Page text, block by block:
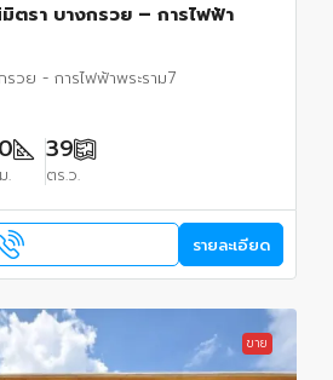
ตรา บางกรวย – การไฟฟ้า
วย - การไฟฟ้าพระราม7
.
39
ตร.ว.
รายละเอียด
ขาย